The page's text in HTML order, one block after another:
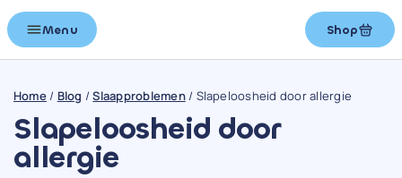
Menu Shop
Home/ Blog /Slaapproblemen/ Slapeloosheid door allergie
Slapeloosheid door
allergie